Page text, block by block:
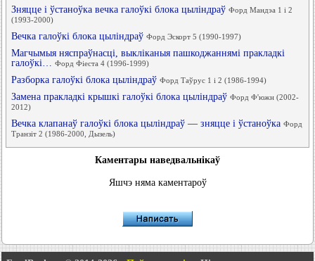
Зняцце і ўстаноўка вечка галоўкі блока цыліндраў Форд Мандэа 1 і 2
(1993-2000)
Вечка галоўкі блока цыліндраў Форд Эскорт 5 (1990-1997)
Магчымыя няспраўнасці, выкліканыя пашкоджаннямі пракладкі
галоўкі… Форд Фіеста 4 (1996-1999)
Разборка галоўкі блока цыліндраў Форд Таўрус 1 і 2 (1986-1994)
Замена пракладкі крышкі галоўкі блока цыліндраў Форд Ф'южн (2002-
2012)
Вечка клапанаў галоўкі блока цыліндраў — зняцце і ўстаноўка Форд
Транзіт 2 (1986-2000, Дызель)
Каментары наведвальнікаў
Яшчэ няма каментароў